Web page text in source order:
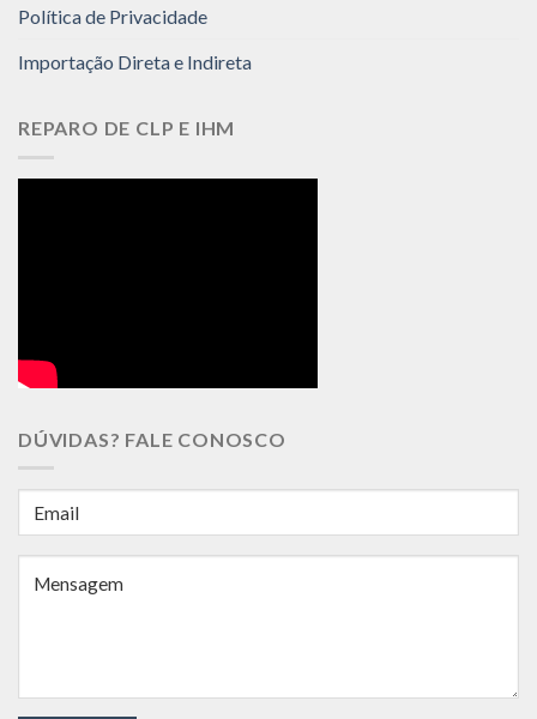
Política de Privacidade
Importação Direta e Indireta
REPARO DE CLP E IHM
DÚVIDAS? FALE CONOSCO